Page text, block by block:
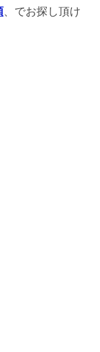
、でお探し頂け